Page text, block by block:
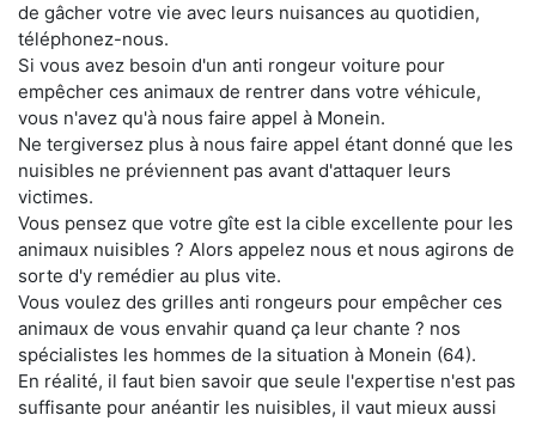
de gâcher votre vie avec leurs nuisances au quotidien,
téléphonez-nous.
Si vous avez besoin d'un anti rongeur voiture pour
empêcher ces animaux de rentrer dans votre véhicule,
vous n'avez qu'à nous faire appel à Monein.
Ne tergiversez plus à nous faire appel étant donné que les
nuisibles ne préviennent pas avant d'attaquer leurs
victimes.
Vous pensez que votre gîte est la cible excellente pour les
animaux nuisibles ? Alors appelez nous et nous agirons de
sorte d'y remédier au plus vite.
Vous voulez des grilles anti rongeurs pour empêcher ces
animaux de vous envahir quand ça leur chante ? nos
spécialistes les hommes de la situation à Monein (64).
En réalité, il faut bien savoir que seule l'expertise n'est pas
suffisante pour anéantir les nuisibles, il vaut mieux aussi